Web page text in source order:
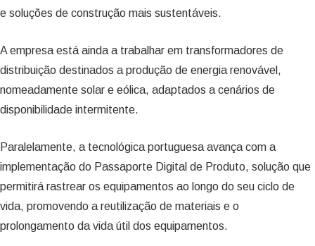
e soluções de construção mais sustentáveis.
A empresa está ainda a trabalhar em transformadores de
distribuição destinados a produção de energia renovável,
nomeadamente solar e eólica, adaptados a cenários de
disponibilidade intermitente.
Paralelamente, a tecnológica portuguesa avança com a
implementação do Passaporte Digital de Produto, solução que
permitirá rastrear os equipamentos ao longo do seu ciclo de
vida, promovendo a reutilização de materiais e o
prolongamento da vida útil dos equipamentos.